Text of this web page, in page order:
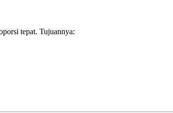
tepat. Tujuannya: